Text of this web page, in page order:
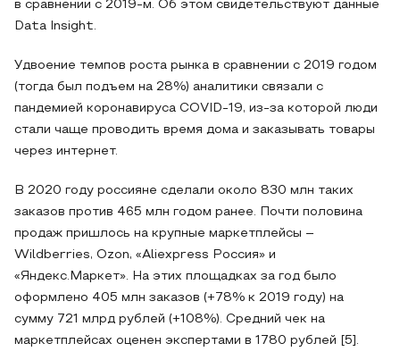
в сравнении с 2019-м. Об этом свидетельствуют данные
Data Insight.
Удвоение темпов роста рынка в сравнении с 2019 годом
(тогда был подъем на 28%) аналитики связали с
пандемией коронавируса COVID-19, из-за которой люди
стали чаще проводить время дома и заказывать товары
через интернет.
В 2020 году россияне сделали около 830 млн таких
заказов против 465 млн годом ранее. Почти половина
продаж пришлось на крупные маркетплейсы –
Wildberries, Ozon, «Aliexpress Россия» и
«Яндекс.Маркет». На этих площадках за год было
оформлено 405 млн заказов (+78% к 2019 году) на
сумму 721 млрд рублей (+108%). Средний чек на
маркетплейсах оценен экспертами в 1780 рублей [5].